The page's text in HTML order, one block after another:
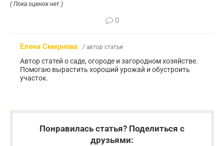
( Пока оценок нет )
0
Елена Смирнова / автор статьи
Автор статей о саде, огороде и загородном хозяйстве.
Помогаю вырастить хороший урожай и обустроить
участок.
Понравилась статья? Поделиться с
друзьями: